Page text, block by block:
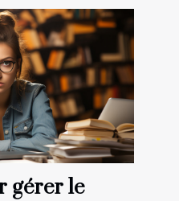
gérer le